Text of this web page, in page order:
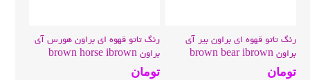
رنگ تاتو قهوه ای براون بیر آی
براون brown bear ibrown
تومان
رنگ تاتو قهوه ای براون هورس آی
براون brown horse ibrown
تومان